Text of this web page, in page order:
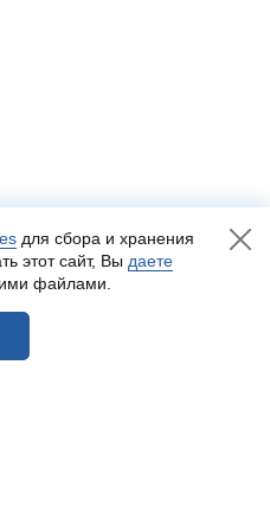
для сбора и хранения
этот сайт, Вы даете
файлами.